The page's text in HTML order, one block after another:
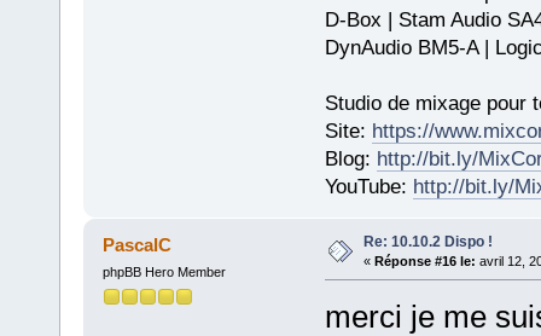
D-Box | Stam Audio
DynAudio BM5-A |
Studio de mixage pour
Site: https://
Blog: http://bit.ly/
YouTube: http://bit.ly/
PascalC
phpBB Hero Member
Re: 10.10.2 Dispo !
« Réponse #16 le: avril 12,
merci je me